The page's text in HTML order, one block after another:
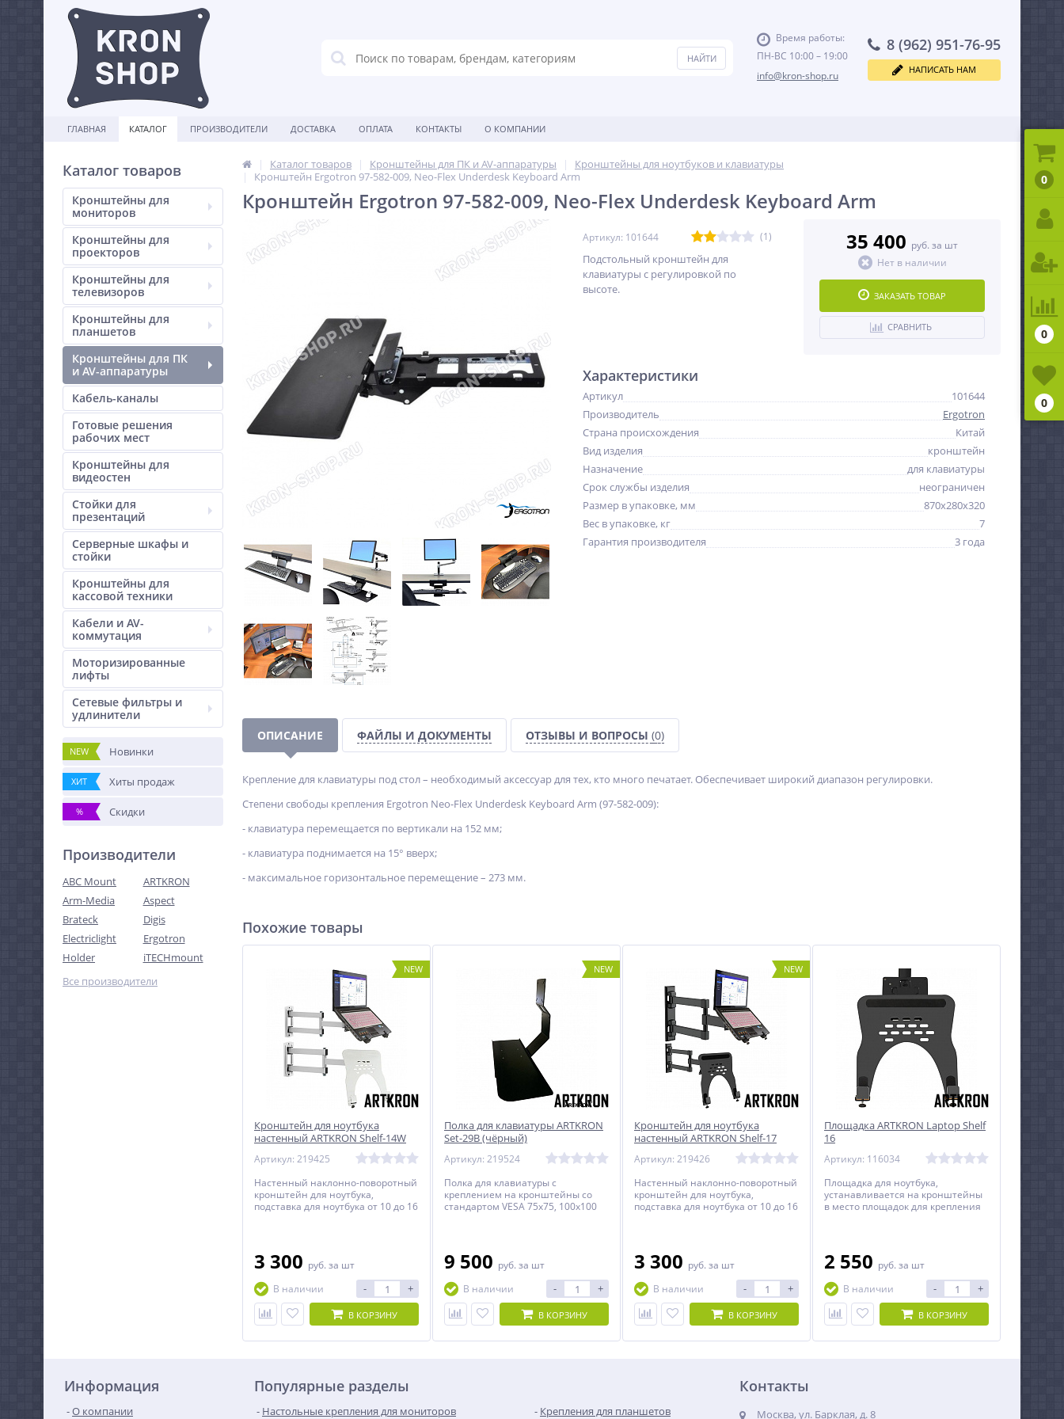
Время работы:
ПН-ВС 10:00 – 19:00
info@kron-shop.ru
8 (962) 951-76-95
НАПИСАТЬ НАМ
ГЛАВНАЯ КАТАЛОГ ПРОИЗВОДИТЕЛИ ДОСТАВКА ОПЛАТА КОНТАКТЫ О КОМПАНИИ
Каталог товаров
Кронштейны для
мониторов
Кронштейны для
проекторов
Кронштейны для
телевизоров
Кронштейны для
планшетов
Кронштейны для ПК
и AV-аппаратуры
Кабель-каналы
Готовые решения
рабочих мест
Кронштейны для
видеостен
Стойки для
презентаций
Серверные шкафы и
стойки
Кронштейны для
кассовой техники
Кабели и AV-
коммутация
Моторизированные
лифты
Сетевые фильтры и
удлинители
NEW Новинки
ХИТ Хиты продаж
% Скидки
Производители
ABC Mount
ARTKRON
Arm-Media
Aspect
Brateck
Digis
Electriclight
Ergotron
Holder
iTECHmount
Все производители
Каталог товаров Кронштейны для ПК и AV-аппаратуры
Кронштейны для ноутбуков и клавиатуры
Кронштейн Ergotron 97-582-009, Neo-Flex Underdesk Keyboard Arm
Кронштейн Ergotron 97-582-009, Neo-Flex Underdesk Keyboard Arm
Артикул: 101644 (1)
Подстольный кронштейн для
клавиатуры c регулировкой по
высоте.
35 400 руб. за шт
Нет в наличии
ЗАКАЗАТЬ ТОВАР
СРАВНИТЬ
Характеристики
Артикул
101644
Производитель
Ergotron
Страна происхождения
Китай
Вид изделия
кронштейн
Назначение
для клавиатуры
Срок службы изделия
неограничен
Размер в упаковке, мм
870x280x320
Вес в упаковке, кг
7
Гарантия производителя
3 года
ОПИСАНИЕ ФАЙЛЫ И ДОКУМЕНТЫ ОТЗЫВЫ И ВОПРОСЫ (0)
Крепление для клавиатуры под стол – необходимый аксессуар для тех, кто много печатает. Обеспечивает широкий диапазон регулировки.
Степени свободы крепления Ergotron Neo-Flex Underdesk Keyboard Arm (97-582-009):
- клавиатура перемещается по вертикали на 152 мм;
- клавиатура поднимается на 15° вверх;
- максимальное горизонтальное перемещение – 273 мм.
Похожие товары
NEW
Кронштейн для ноутбука
настенный ARTKRON Shelf-14W
Артикул: 219425
Настенный наклонно-поворотный
кронштейн для ноутбука,
подставка для ноутбука от 10 до 16
3 300 руб. за шт
В наличии
- +
В КОРЗИНУ
NEW
Полка для клавиатуры ARTKRON
Set-29B (чёрный)
Артикул: 219524
Полка для клавиатуры с
креплением на кронштейны со
стандартом VESA 75х75, 100х100
9 500 руб. за шт
В наличии
- +
В КОРЗИНУ
NEW
Кронштейн для ноутбука
настенный ARTKRON Shelf-17
Артикул: 219426
Настенный наклонно-поворотный
кронштейн для ноутбука,
подставка для ноутбука от 10 до 16
3 300 руб. за шт
В наличии
- +
В КОРЗИНУ
Площадка ARTKRON Laptop Shelf
16
Артикул: 116034
Площадка для ноутбука,
устанавливается на кронштейны
в место площадок для крепления
2 550 руб. за шт
В наличии
- +
В КОРЗИНУ
Информация
О компании
Популярные разделы
Настольные крепления для мониторов Крепления для планшетов
Контакты
Москва, ул. Барклая, д. 8
0
0
0